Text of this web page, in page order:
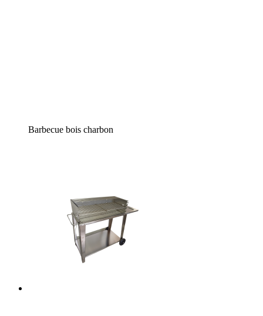
Barbecue bois charbon